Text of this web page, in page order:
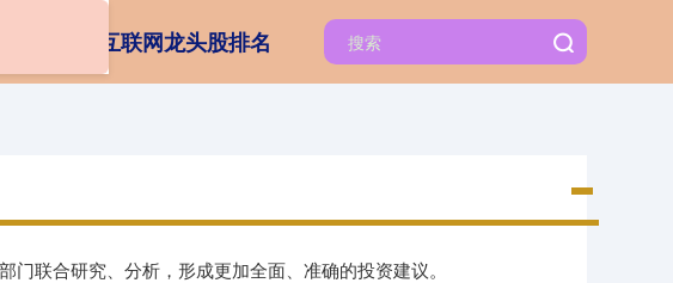
互联网龙头股排名
联合研究、分析，形成更加全面、准确的投资建议。